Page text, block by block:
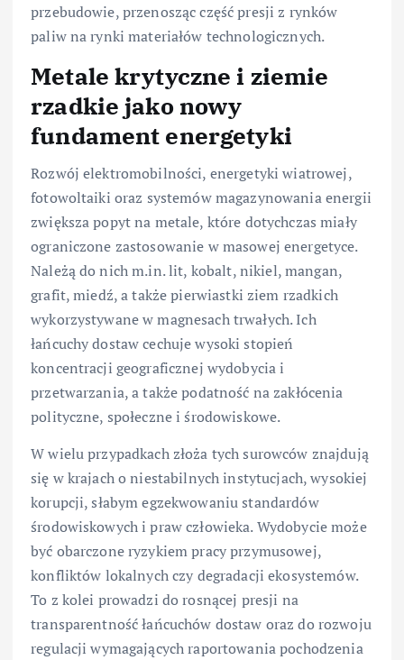
przebudowie, przenosząc część presji z rynków
paliw na rynki materiałów technologicznych.
Metale krytyczne i ziemie
rzadkie jako nowy
fundament energetyki
Rozwój elektromobilności, energetyki wiatrowej,
fotowoltaiki oraz systemów magazynowania energii
zwiększa popyt na metale, które dotychczas miały
ograniczone zastosowanie w masowej energetyce.
Należą do nich m.in. lit, kobalt, nikiel, mangan,
grafit, miedź, a także pierwiastki ziem rzadkich
wykorzystywane w magnesach trwałych. Ich
łańcuchy dostaw cechuje wysoki stopień
koncentracji geograficznej wydobycia i
przetwarzania, a także podatność na zakłócenia
polityczne, społeczne i środowiskowe.
W wielu przypadkach złoża tych surowców znajdują
się w krajach o niestabilnych instytucjach, wysokiej
korupcji, słabym egzekwowaniu standardów
środowiskowych i praw człowieka. Wydobycie może
być obarczone ryzykiem pracy przymusowej,
konfliktów lokalnych czy degradacji ekosystemów.
To z kolei prowadzi do rosnącej presji na
transparentność łańcuchów dostaw oraz do rozwoju
regulacji wymagających raportowania pochodzenia